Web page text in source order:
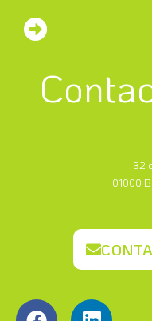
32
01000
F L